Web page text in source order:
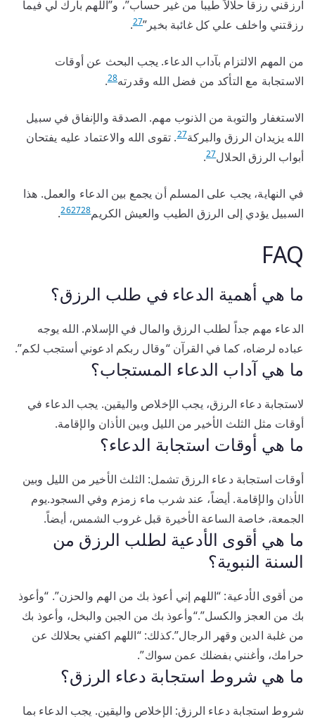
ارزقني رزقاً حلالاً طيباً من غير حساب”، و”اللهم بارك لي فيما
رزقتني واخلف علي كل غائبة بخير”27
.
من المهم الالتزام بآداب الدعاء. يجب البحث عن أوقات
الاستجابة مع التأكد من فضل الله وقدرته28
.
الاستغفار والتوبة من الذنوب مهم. الصدقة والإنفاق في سبيل
الله يزيدان الرزق والبركة27. تقوى الله والاعتماد عليه يفتحان
أبواب الرزق الحلال27
.
في النهاية، يجب على المسلم أن يجمع بين الدعاء والعمل. هذا
السبيل يؤدي إلى الرزق الطيب والعيش الكريم
262728
.
FAQ
ما هي أهمية الدعاء في طلب الرزق؟
الدعاء مهم جداً لطلب الرزق والمال في الإسلام. الله يوجه
عباده لرضاه، كما في القرآن “وقال ربكم ادعوني أستجب لكم”.
ما هي آداب الدعاء المستجاب؟
لاستجابة دعاء الرزق، يجب الإخلاص واليقين. يجب الدعاء في
أوقات مثل الثلث الأخير من الليل وبين الأذان والإقامة.
ما هي أوقات استجابة الدعاء؟
أوقات استجابة دعاء الرزق تشمل: الثلث الأخير من الليل وبين
الأذان والإقامة. أيضاً، عند شرب ماء زمزم وفي السجود.يوم
الجمعة، خاصة الساعة الأخيرة قبل غروب الشمس، أيضاً.
ما هي أقوى الأدعية لطلب الرزق من
السنة النبوية؟
من أقوى الأدعية: “اللهم إني أعوذ بك من الهم والحزن”. “وأعوذ
بك من العجز والكسل”.“وأعوذ بك من الجبن والبخل، وأعوذ بك
من غلبة الدين وقهر الرجال”.كذلك: “اللهم اكفني بحلالك عن
حرامك، وأغنني بفضلك عمن سواك”.
ما هي شروط استجابة دعاء الرزق؟
شروط استجابة دعاء الرزق: الإخلاص واليقين. يجب الدعاء بما